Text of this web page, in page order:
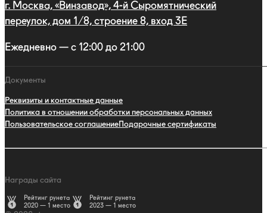
г. Москва, «Винзавод», 4-й Сыромятнический
переулок, дом 1/8, строение 8, вход 3E
Ежедневно — с 12:00 до 21:00
Документы
Реквизиты и контактные данные
Политика в отношении обработки персональных данных
Пользовательское соглашениеПодарочные сертификаты
Награды сайта
Рейтинг рунета
2020 — 1 место
Рейтинг рунета
2023 — 1 место